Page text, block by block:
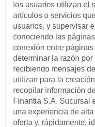
los usuarios utilizan el
artículos o servicios
usuarios, y supervisar
conociendo las
conexión entre
determinar la razón
recibiendo mensajes
utilizan para la
recopilar información
Finantia S.A. Sucursal
una experiencia de
oferta y, rápidamente,